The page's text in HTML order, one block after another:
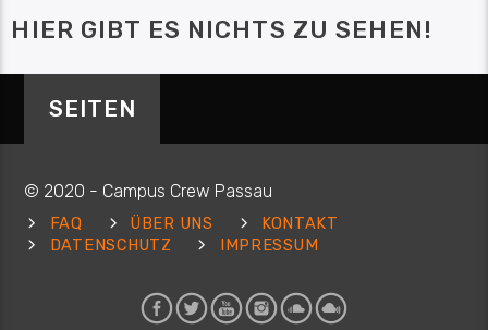
HIER GIBT ES NICHTS ZU SEHEN!
SEITEN
© 2020 - Campus Crew Passau
FAQ ÜBER UNS
KONTAKT
DATENSCHUTZ
IMPRESSUM